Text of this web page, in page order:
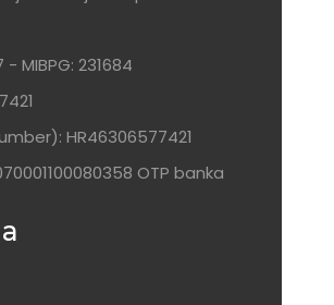
MIBPG: 231684
HR46306577421
OTP banka